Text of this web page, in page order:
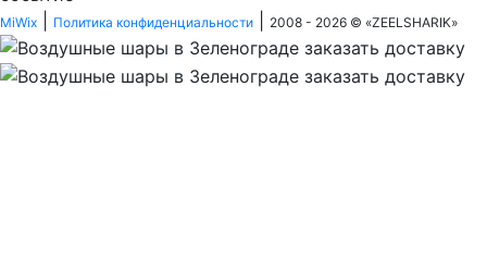
MiWix Политика конфиденциальности 2008 - 2026 © «ZEELSHARIK»